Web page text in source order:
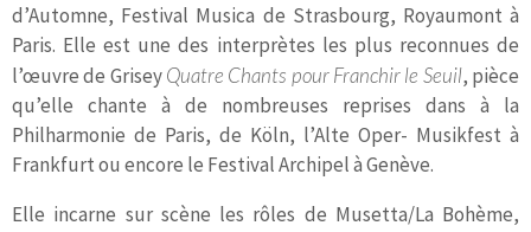
d’Automne, Festival Musica de Strasbourg, Royaumont à
Paris. Elle est une des interprètes les plus reconnues de
l’œuvre de GriseyQuatre Chants pour Franchir le Seuil, pièce
qu’elle chante à de nombreuses reprises dans à la
Philharmonie de Paris, de Köln, l’Alte Oper- Musikfest à
Frankfurt ou encore le Festival Archipel à Genève.
Elle incarne sur scène les rôles de Musetta/La Bohème,